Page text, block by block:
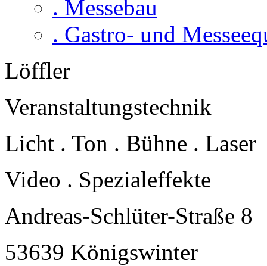
. Messebau
. Gastro- und
Löffler
Veranstaltungstechnik
Licht . Ton . Bühne . Laser
Video . Spezialeffekte
Andreas-Schlüter-Straße 8
53639 Königswinter